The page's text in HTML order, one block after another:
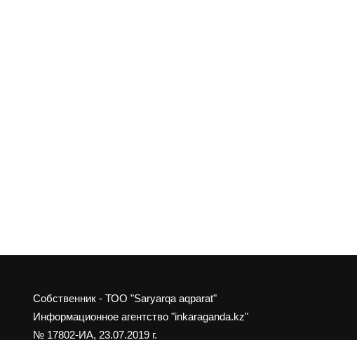
Собственник - ТОО "Saryarqa aqparat"
Информационное агентство "inkaraganda.kz"
№ 17802-ИА, 23.07.2019 г.